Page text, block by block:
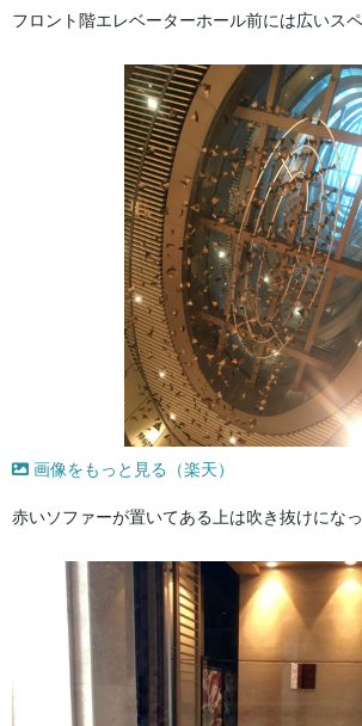
フロント階エレベーターホール前には広いス
画像をもっと見る（楽天）
赤いソファーが置いてある上は吹き抜けになっ